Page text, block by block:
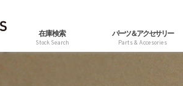
在庫検索
Stock Search
パーツ＆アクセサリー
Parts & Accesories